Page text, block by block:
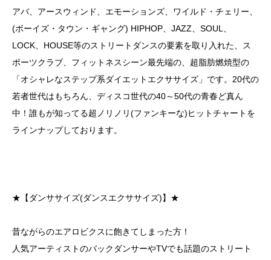
アバ、アースウィンド、エモーションズ、ワイルド・チェリー、
(ボーイズ・タウン・ギャング) HIPHOP、JAZZ、SOUL、
LOCK、HOUSE等のストリートダンスの要素を取り入れた、ス
ポーツクラブ、フィットネスシーン最先端の、超脂肪燃焼型の
「オシャレなステップ系ダイエットエクササイズ 」です。20代の
若者世代はもちろん、ディスコ世代の40～50代の青春ど真ん
中！誰もが知ってる超ノリノリ(ファンキーな)ヒットチャートを
ラインナップしております。
★【ダンササイズ(ダンスエクササイズ)】★
昔ながらのエアロビクスに飽きてしまった方！
人気アーティストのバックダンサーやTVでも話題のストリート